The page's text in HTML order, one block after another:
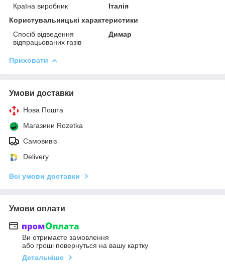
Країна виробник
Італія
Користувальницькі характеристики
Спосіб відведення
відпрацьованих газів
Димар
Приховати
Умови доставки
Нова Пошта
Магазини Rozetka
Самовивіз
Delivery
Всі умови доставки
Умови оплати
Ви отримаєте замовлення
або гроші повернуться на вашу картку
Детальніше